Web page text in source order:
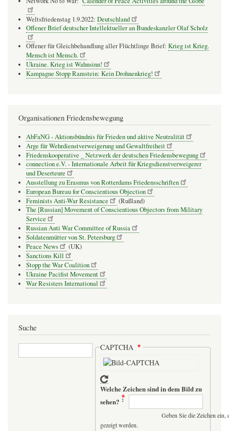
Weltsfriedenstag 1.9.2022: Deutschland
Offener Brief deutscher Intellektueller an Bundeskanzler Olaf Scholz
Offener für Gleichbehandlung aller Flüchtlinge Brief: Krieg ist Krieg.
Mensch ist Mensch.
Ukraine. Krieg ist Wahnsinn!
Kampagne Stopp Ramstein: Kein Drohnenkrieg!
Organisationen Friedensbewegung
AbFaNG - Aktionsbündnis für Frieden und aktive Neutralität
Arge für Wehrdienstverweigerung und Gewaltfreiheit
Friedenskooperative _ Netzwerk der deutschen Friedensbewegung
connection e.V. - Inter­na­tio­nale Arbeit für Kriegs­dienst­ver­wei­gerer
und Deser­teure
Ausstellung zu Erasmus von Rotterdams Friedensschriften
European Bureau for Conscientious Objection
Feminists Anti-War Resistance
(Rußland)
The [Russian] Movement of Conscientious Objectors from Military
Service
Russian Anti War Committee of Russia
Soldatenmütter von St. Petersburg
Peace News
(UK)
Sanctions Kill
Stopp the War Coalition
Ukraine Pacifist Movement
War Resisters International
Suche
Suche CAPTCHA
Welche Zeichen sind in dem Bild zu
sehen?
Geben Sie die Zeichen
gezeigt werden.